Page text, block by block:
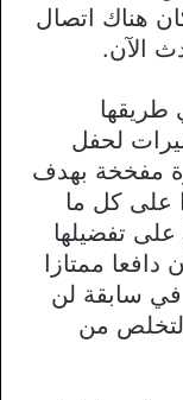
هناك اتصال
الآن.
طريقها
لحفل
مفخخة بهدف
على كل ما
على تفضيلها
ممتازا
في سابقة لن
من